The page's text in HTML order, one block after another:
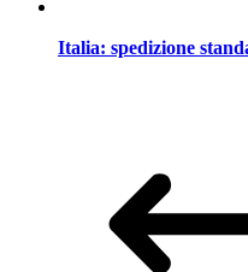
Italia: spedizione